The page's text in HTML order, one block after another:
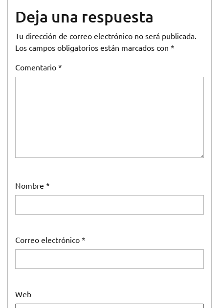
Deja una respuesta
Tu dirección de correo electrónico no será publicada.
Los campos obligatorios están marcados con *
Comentario *
Nombre *
Correo electrónico *
Web